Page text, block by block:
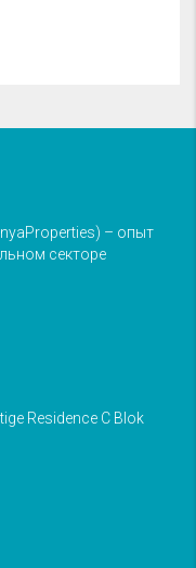
– опыт
секторе
Residence C Blok